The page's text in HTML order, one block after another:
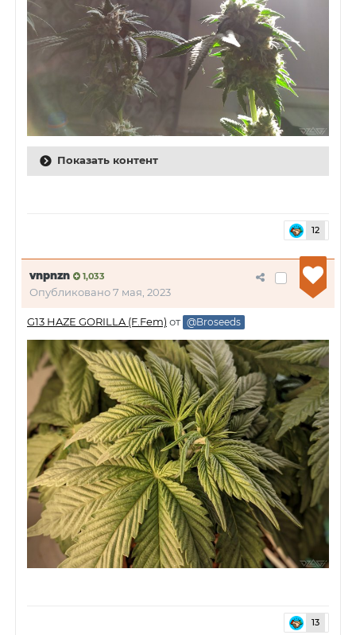
Показать контент
12
vnpnzn 1,033
Опубликовано7 мая, 2023
G13 HAZE GORILLA (F.Fem) от @Broseeds
13